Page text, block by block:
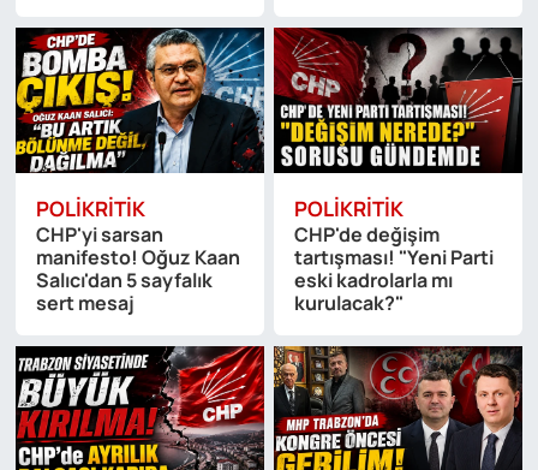
POLIKRITIK
CHP'yi sarsan
manifesto! Oğuz Kaan
Salıcı'dan 5 sayfalık
sert mesaj
POLIKRITIK
CHP'de değişim
tartışması! "Yeni Parti
eski kadrolarla mı
kurulacak?"